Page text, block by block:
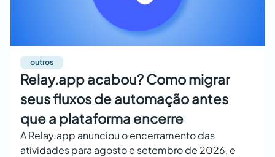
outros
Relay.app acabou? Como migrar
seus fluxos de automação antes
que a plataforma encerre
A Relay.app anunciou o encerramento das
atividades para agosto e setembro de 2026, e